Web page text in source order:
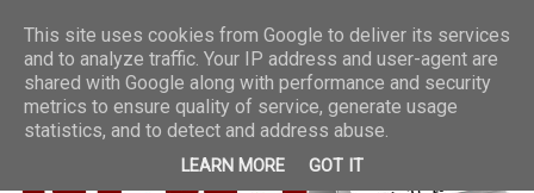
This site uses cookies from Google to deliver its services
and to analyze traffic. Your IP address and user-agent are
shared with Google along with performance and security
metrics to ensure quality of service, generate usage
statistics, and to detect and address abuse.
LEARN MORE GOT IT